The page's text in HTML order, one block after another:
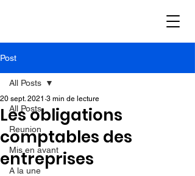
Post
All Posts
Reunion
Mis en avant
A la une
All Posts
Les obligations
comptables des
entreprises
20 sept. 2021 3 min de lecture